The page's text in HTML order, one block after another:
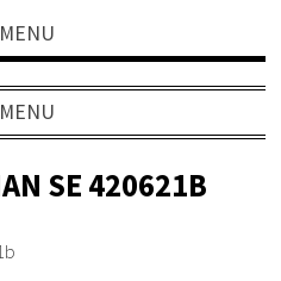
MENU
MENU
SE 420621B